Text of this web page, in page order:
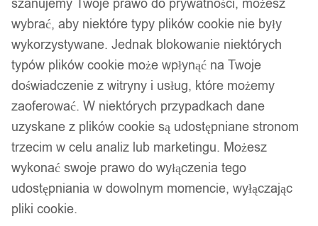
szanujemy Twoje prawo do prywatności, możesz
wybrać, aby niektóre typy plików cookie nie były
wykorzystywane. Jednak blokowanie niektórych
typów plików cookie może wpłynąć na Twoje
doświadczenie z witryny i usług, które możemy
zaoferować. W niektórych przypadkach dane
uzyskane z plików cookie są udostępniane stronom
trzecim w celu analiz lub marketingu. Możesz
wykonać swoje prawo do wyłączenia tego
udostępniania w dowolnym momencie, wyłączając
pliki cookie.